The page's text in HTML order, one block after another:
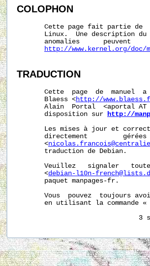
COLOPHON
Cette page fait partie
Linux.  Une description
anomalies      peuvent
http://www.kernel.org/doc/
TRADUCTION
Cette  page  de  manuel
       Blaess <
http://
Alain  Portal  <aportal
       disposition sur
http://
Les mises à jour et
directement
       <
       traduction de Debian.
Veuillez   signaler
       <
debian-l10n-
       paquet manpages-fr.
Vous  pouvez  toujours
       en utilisant la commande «